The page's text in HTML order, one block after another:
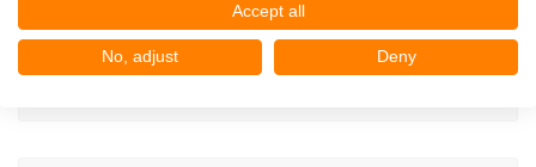
Maresia Auto Recycling B.V.
Zuidhollandsedijk 135
5171TL Kaatsheuvel
Accept all
No, adjust Deny